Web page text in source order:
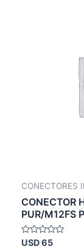
CONECTORES
CONECTOR
PUR/M12FS
Valorado
USD65